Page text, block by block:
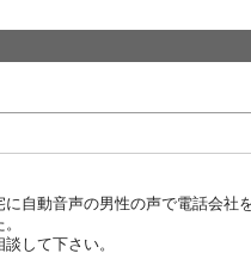
自動音声の男性の声で電話会社
して下さい。